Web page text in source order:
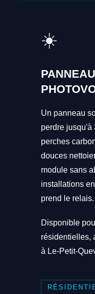
☀️
Un panneau
perdre jusqu'à
perches
douces
module sans
installations
prend le relais.
Disponible
résidentielles,
à Le-Petit-